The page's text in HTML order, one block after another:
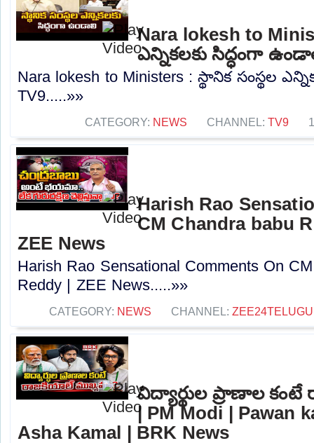
Nara lokesh to
ఎన్నికలకు సిద్ధంగా
Nara lokesh to Ministers : స్థానిక సంస్థల
TV9.....»»
CATEGORY: NEWS CHANNEL: TV9
Harish Rao
CM Chandra babu
ZEE News
Harish Rao Sensational Comments On
Reddy | ZEE News.....»»
CATEGORY: NEWS CHANNEL:
విద్యార్థుల ప్రాణాల
| PM Modi | Pawan
Asha Kamal | BRK News